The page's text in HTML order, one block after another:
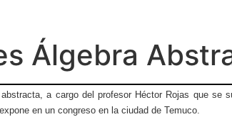
Álgebra
a cargo del profesor Héctor Rojas que
en un congreso en la ciudad de Temuco.